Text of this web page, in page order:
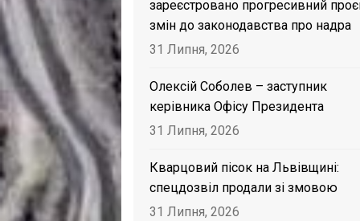
зареєстровано прогресивний
змін до законодавства про надра
31 Липня, 2026
Олексій Соболев – заступник
керівника Офісу Президента
31 Липня, 2026
Кварцовий пісок на Львівщині:
спецдозвіл продали зі змовою
31 Липня, 2026